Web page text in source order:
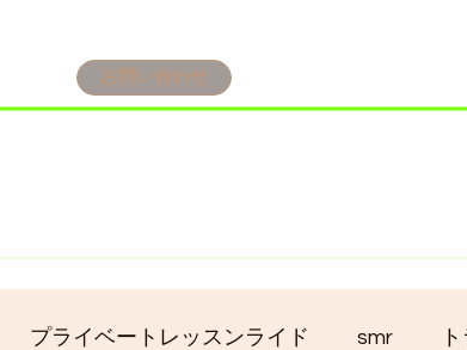
お問い合わせ
プライベートレッスンライド smr